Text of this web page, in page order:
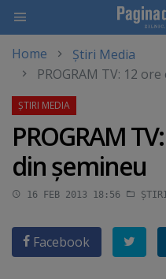
main
Home
Știri Media
PROGRAM TV: 12
PROGRAM
din şemineu
16 FEB 2013 18:56
Facebook